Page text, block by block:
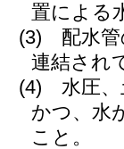
置による
(3)
配水
連結され
(4)
水圧
かつ、水
こと。